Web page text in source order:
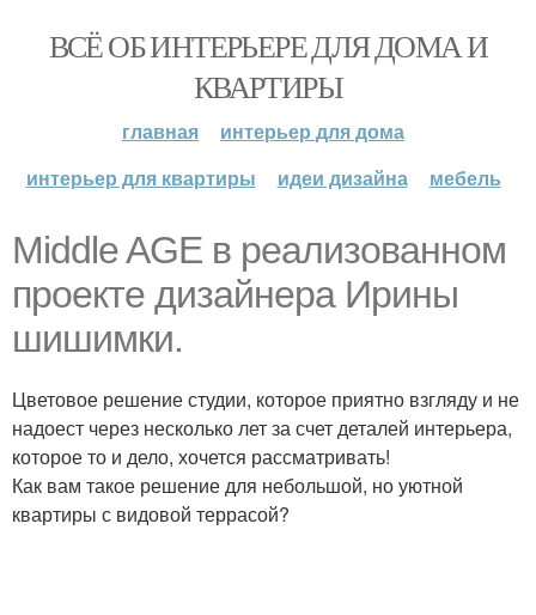
ВСЁ ОБ ИНТЕРЬЕРЕ ДЛЯ ДОМА И
КВАРТИРЫ
главная
интерьер для дома
интерьер для квартиры
идеи дизайна мебель
Middle AGE в реализованном
проекте дизайнера Ирины
шишимки.
Цветовое решение студии, которое приятно взгляду и не
надоест через несколько лет за счет деталей интерьера,
которое то и дело, хочется рассматривать!
Как вам такое решение для небольшой, но уютной
квартиры с видовой террасой?